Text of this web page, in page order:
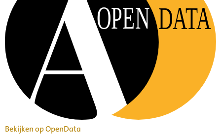
OPEN DATA
Bekijken op OpenData